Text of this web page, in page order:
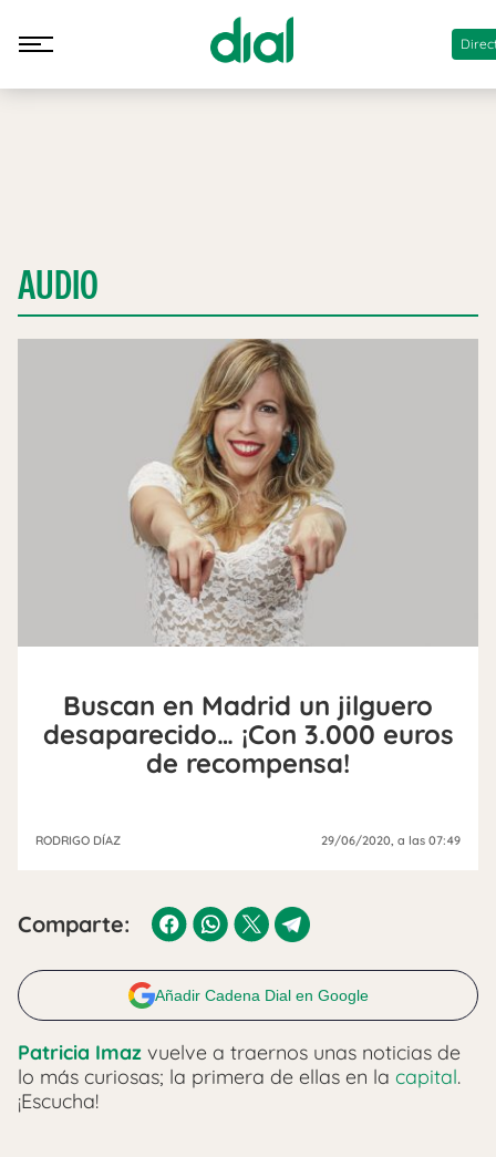
AUDIO
Buscan en Madrid un jilguero
desaparecido… ¡Con 3.000 euros
de recompensa!
RODRIGO DÍAZ 29/06/2020 , a las 07:49
Comparte:
Añadir Cadena Dial en Google
Patricia Imaz vuelve a traernos unas noticias de
lo más curiosas; la primera de ellas en la capital.
¡Escucha!